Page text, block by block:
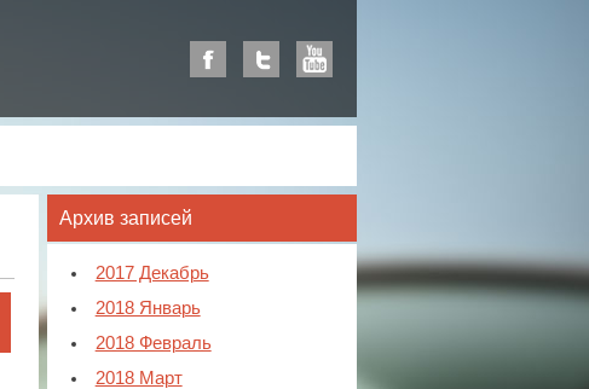
Архив записей
2017 Декабрь
2018 Январь
2018 Февраль
2018 Март